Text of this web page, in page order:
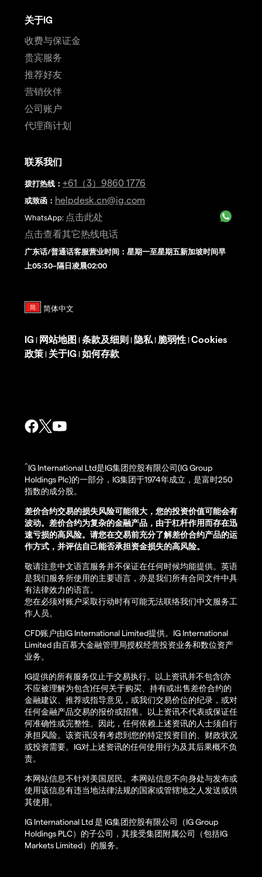
关于IG
收费与保证金
贵宾服务
推荐好友
营销伙伴
公司账户
代理商计划
联系我们
拨打热线 ： +61（3）9860 1776
或致函： helpdesk.cn@ig.com
WhatsApp: 点击此处
点击查看其它热线电话
广东话/普通话客服营业时间：星期一至星期五新加坡时间早
上05:30–隔日凌晨02:00
IG | 网站地图 | 条款及细则 | 隐私 | 脆弱性 | Cookies
政策 | 关于IG | 如何存款
^IG International Ltd是IG集团控股有限公司(IG Group
Holdings Plc)的一部分，IG集团于1974年成立，是富时250
指数的成分股。
差价合约交易的损失风险可能很大，您的投资价值可能会有
波动。差价合约为复杂的金融产品，由于杠杆作用而存在迅
速亏损的高风险。请您在交易前充分了解差价合约产品的运
作方式，并评估自己能否承担资金损失的高风险。
敬请注意中文语言服务并不保证在任何时候均能提供。英语
是我们服务所使用的主要语言，亦是我们所有合同文件中具
有法律效力的语言。
您在必须对账户采取行动时有可能无法联络我们中文服务工
作人员。
CFD账户由IG International Limited提供。IG International
Limited 由百慕大金融管理局授权经营投资业务和数位资产
业务。
IG提供的所有服务仅止于交易执行。以上资讯并不包含(亦
不应被理解为包含)任何关于购买、持有或出售差价合约的
金融建议、推荐或指导意见，或我们交易价位的纪录，或对
任何金融产品交易的报价或招售。以上资讯不代表或保证任
何准确性或完整性。因此，任何依赖上述资讯的人士须自行
承担风险。该资讯没有考虑到您的特定投资目的、财政状况
或投资需要。IG对上述资讯的任何使用行为及其后果概不负
责。
本网站信息不针对美国居民。本网站信息不向身处与发布或
使用该信息有违当地法律法规的国家或管辖地之人发送或供
其使用。
IG International Ltd 是 IG集团控股有限公司（IG Group
Holdings PLC）的子公司，其接受集团附属公司（包括IG
Markets Limited）的服务。